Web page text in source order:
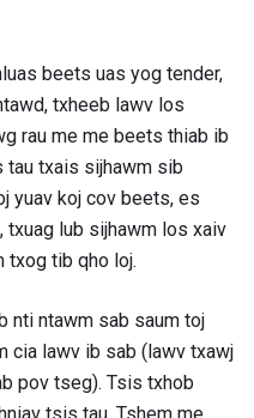
beets uas yog tender,
txheeb lawv los
rau me me beets thiab ib
tau txais sijhawm sib
yuav koj cov beets, es
txuag lub sijhawm los xaiv
txog tib qho loj.
nti ntawm sab saum toj
cia lawv ib sab (lawv txawj
pov tseg). Tsis txhob